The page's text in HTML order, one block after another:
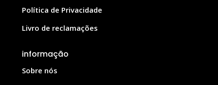
Política de Privacidade
Livro de reclamações
informação
Sobre nós